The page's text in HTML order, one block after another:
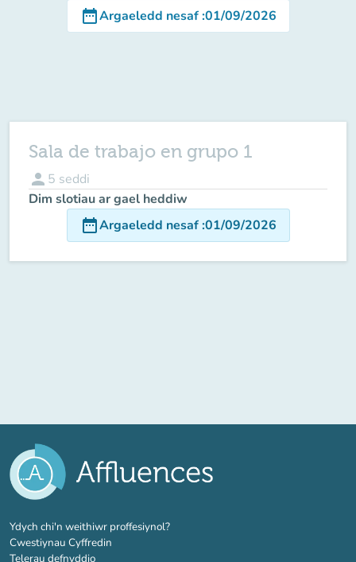
date_rangeArgaeledd nesaf:01/09/2026
Sala de trabajo en grupo 1
person 5 seddi
Dim slotiau ar gael heddiw
date_rangeArgaeledd nesaf:01/09/2026
Ydych chi'n weithiwr proffesiynol?(tab newydd)
Cwestiynau Cyffredin
Telerau defnyddio